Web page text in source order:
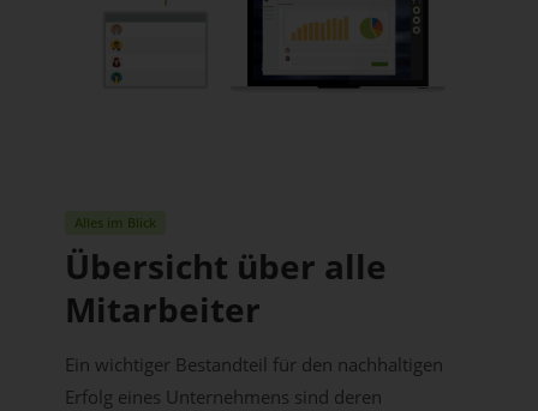
Alles im Blick
Übersicht über alle
Mitarbeiter
Ein wichtiger Bestandteil für den nachhaltigen
Erfolg eines Unternehmens sind deren